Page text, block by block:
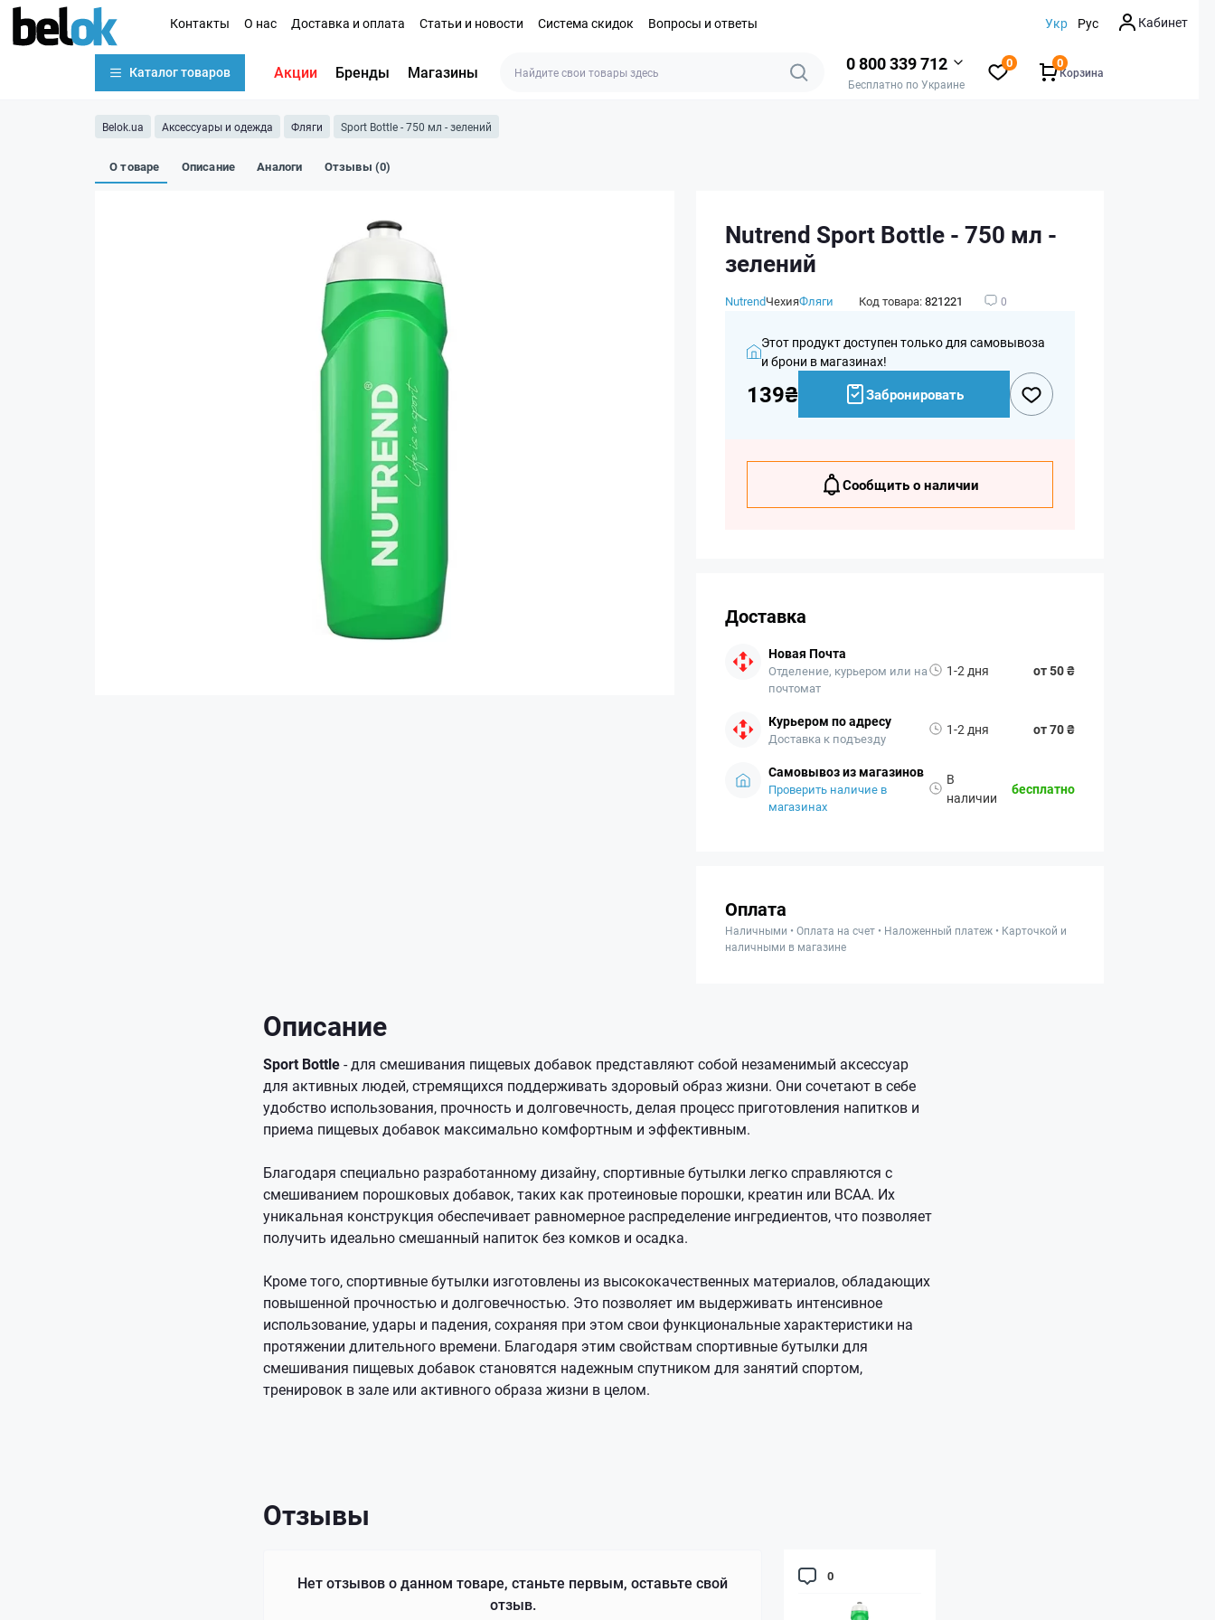
Контакты О нас Доставка и оплата Статьи и новости Система скидок Вопросы и ответы Укр Рус Кабинет
Каталог товаров Акции Бренды Магазины 0 800 339 712
Бесплатно по Украине
0
Корзина
0
Belok.ua Аксессуары и одежда Фляги Sport Bottle - 750 мл - зелений
О товаре Описание Аналоги Отзывы (0)
Nutrend Sport Bottle - 750 мл -
зелений
NutrendЧехияФляги Код товара:821221 0
Этот продукт доступен только для самовывоза
и брони в магазинах!
139₴ Забронировать
Сообщить о наличии
Доставка
Новая Почта
Отделение, курьером или на
почтомат
1-2 дня от 50 ₴
Курьером по адресу
Доставка к подъезду
1-2 дня от 70 ₴
Самовывоз из магазинов
Проверить наличие в
магазинах
В
наличии
бесплатно
Оплата
Наличными • Оплата на счет • Наложенный платеж • Карточкой и
наличными в магазине
Описание
Sport Bottle- для смешивания пищевых добавок представляют собой незаменимый аксессуар
для активных людей, стремящихся поддерживать здоровый образ жизни. Они сочетают в себе
удобство использования, прочность и долговечность, делая процесс приготовления напитков и
приема пищевых добавок максимально комфортным и эффективным.
Благодаря специально разработанному дизайну, спортивные бутылки легко справляются с
смешиванием порошковых добавок, таких как протеиновые порошки, креатин или BCAA. Их
уникальная конструкция обеспечивает равномерное распределение ингредиентов, что позволяет
получить идеально смешанный напиток без комков и осадка.
Кроме того, спортивные бутылки изготовлены из высококачественных материалов, обладающих
повышенной прочностью и долговечностью. Это позволяет им выдерживать интенсивное
использование, удары и падения, сохраняя при этом свои функциональные характеристики на
протяжении длительного времени. Благодаря этим свойствам спортивные бутылки для
смешивания пищевых добавок становятся надежным спутником для занятий спортом,
тренировок в зале или активного образа жизни в целом.
Отзывы
0
Нет отзывов о данном товаре, станьте первым, оставьте свой
отзыв.